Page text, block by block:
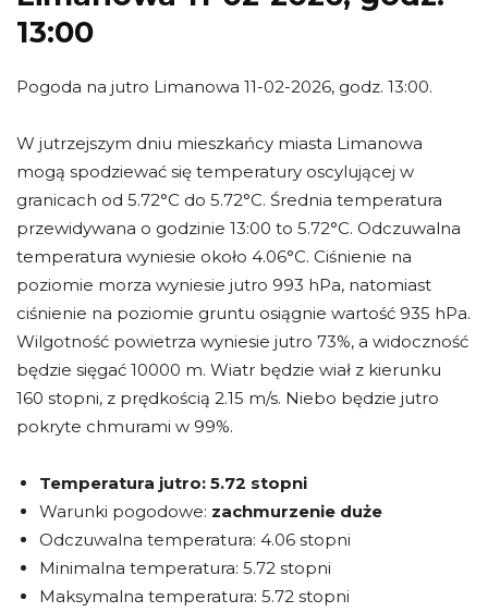
13:00
Pogoda na jutro Limanowa 11-02-2026, godz. 13:00.
W jutrzejszym dniu mieszkańcy miasta Limanowa
mogą spodziewać się temperatury oscylującej w
granicach od 5.72°C do 5.72°C. Średnia temperatura
przewidywana o godzinie 13:00 to 5.72°C. Odczuwalna
temperatura wyniesie około 4.06°C. Ciśnienie na
poziomie morza wyniesie jutro 993 hPa, natomiast
ciśnienie na poziomie gruntu osiągnie wartość 935 hPa.
Wilgotność powietrza wyniesie jutro 73%, a widoczność
będzie sięgać 10000 m. Wiatr będzie wiał z kierunku
160 stopni, z prędkością 2.15 m/s. Niebo będzie jutro
pokryte chmurami w 99%.
Temperatura jutro: 5.72 stopni
Warunki pogodowe: zachmurzenie duże
Odczuwalna temperatura: 4.06 stopni
Minimalna temperatura: 5.72 stopni
Maksymalna temperatura: 5.72 stopni